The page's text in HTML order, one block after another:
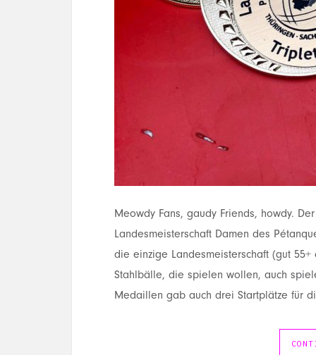
Meowdy Fans, gaudy Friends, howdy.
Landesmeisterschaft Damen des
die einzige Landesmeisterschaft (gut
Stahlbälle, die spielen wollen, auch
Medaillen gab auch drei Startplätze für